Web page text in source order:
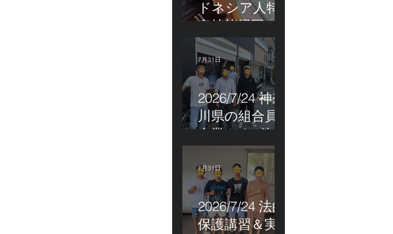
ドネシア人特
定技能帰国手
続き！
2026/7/24 神奈
川県の組合員
企業さま2件訪
問＆ベトナム
人実習生の歯
科随行
7月31日
2026/7/24 法的
保護講習＆実
7月31日